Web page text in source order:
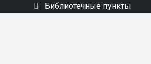
Библиотечные пункты